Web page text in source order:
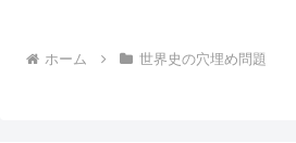
ホーム 世界史の穴埋め問題